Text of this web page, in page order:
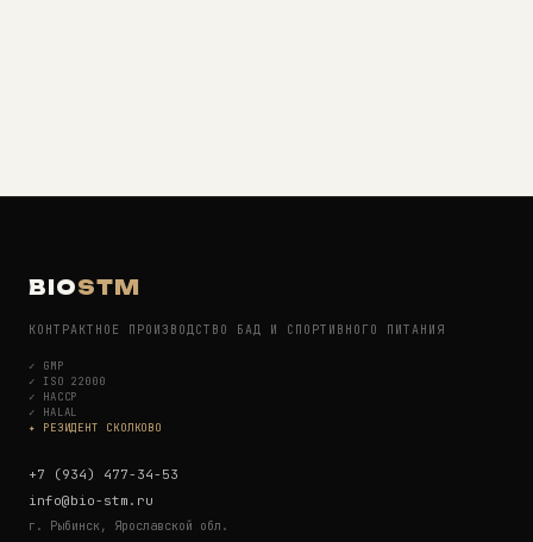
BIOSTM
КОНТРАКТНОЕ ПРОИЗВОДСТВО БАД И СПОРТИВНОГО ПИТАНИЯ
✓ GMP
✓ ISO 22000
✓ HACCP
✓ HALAL
✦ РЕЗИДЕНТ СКОЛКОВО
+7 (934) 477-34-53
info@bio-stm.ru
г. Рыбинск, Ярославской обл.